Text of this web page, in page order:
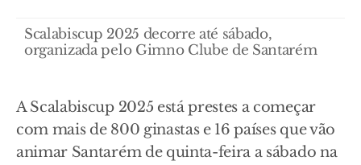
Scalabiscup 2025 decorre até sábado,
organizada pelo Gimno Clube de Santarém
A Scalabiscup 2025 está prestes a começar
com mais de 800 ginastas e 16 países que vão
animar Santarém de quinta-feira a sábado na